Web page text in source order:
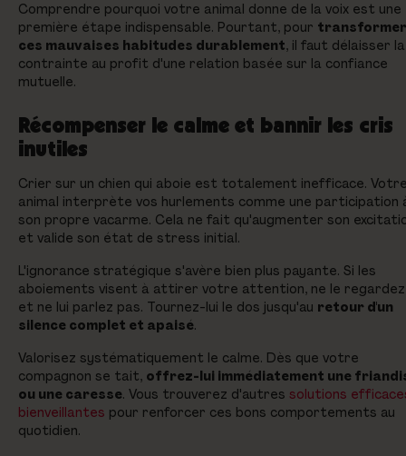
Comprendre pourquoi votre animal donne de la voix est une
première étape indispensable. Pourtant, pour transformer
ces mauvaises habitudes durablement, il faut délaisser la
contrainte au profit d'une relation basée sur la confiance
mutuelle.
Récompenser le calme et bannir les cris
inutiles
Crier sur un chien qui aboie est totalement inefficace.
animal interprète vos hurlements comme une participation
son propre vacarme. Cela ne fait qu'augmenter son
et valide son état de stress initial.
L'ignorance stratégique s'avère bien plus payante. Si les
aboiements visent à attirer votre attention, ne le
et ne lui parlez pas. Tournez-lui le dos jusqu'au retour d'un
silence complet et apaisé.
Valorisez systématiquement le calme. Dès que votre
compagnon se tait, offrez-lui immédiatement une
ou une caresse. Vous trouverez d'autres solutions
bienveillantes pour renforcer ces bons comportements au
quotidien.